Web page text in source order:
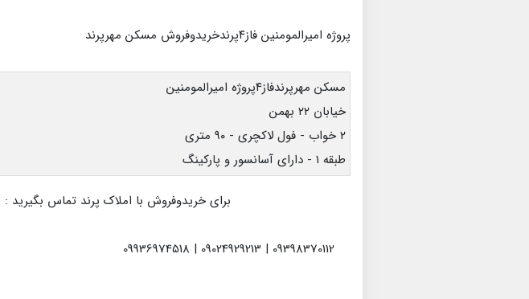
پروژه امیرالمومنین فاز۴پرندخریدوفروش مسکن مهرپرند
مسکن مهرپرندفاز۴پروژه امیرالمومنین
خیابان ۲۲ بهمن
۲ خواب - فول لاکچری - ۹۰ متری
طبقه ۱ - دارای آسانسور و پارکینگ
برای خریدوفروش با املاک پرند تماس بگیرید :